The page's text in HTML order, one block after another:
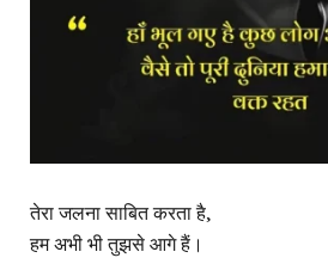
तेरा जलना साबित करता है,
हम अभी भी तुझसे आगे हैं।